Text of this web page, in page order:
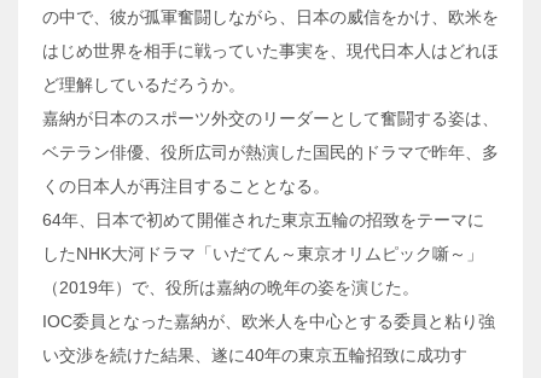
の中で、彼が孤軍奮闘しながら、日本の威信をかけ、欧米を
はじめ世界を相手に戦っていた事実を、現代日本人はどれほ
ど理解しているだろうか。
嘉納が日本のスポーツ外交のリーダーとして奮闘する姿は、
ベテラン俳優、役所広司が熱演した国民的ドラマで昨年、多
くの日本人が再注目することとなる。
64年、日本で初めて開催された東京五輪の招致をテーマに
したNHK大河ドラマ「いだてん～東京オリムピック噺～」
（2019年）で、役所は嘉納の晩年の姿を演じた。
IOC委員となった嘉納が、欧米人を中心とする委員と粘り強
い交渉を続けた結果、遂に40年の東京五輪招致に成功す